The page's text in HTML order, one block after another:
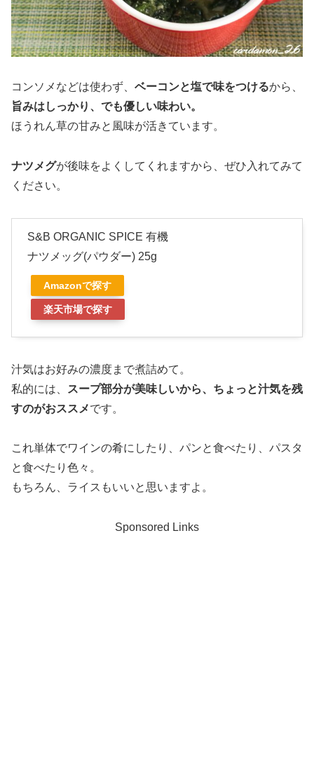
コンソメなどは使わず、 ベーコンと塩で味をつけるから、
旨みはしっかり、でも優しい味わい。
ほうれん草の甘みと風味が活きています。
ナツメグが後味をよくしてくれますから、ぜひ入れてみて
ください。
S&B ORGANIC SPICE 有機
ナツメッグ(パウダー) 25g
Amazonで探す
楽天市場で探す
汁気はお好みの濃度まで煮詰めて。
私的には、
スープ部分が美味しいから、ちょっと汁気を残
すのがおススメです。
これ単体でワインの肴にしたり、パンと食べたり、パスタ
と食べたり色々。
もちろん、ライスもいいと思いますよ。
Sponsored Links